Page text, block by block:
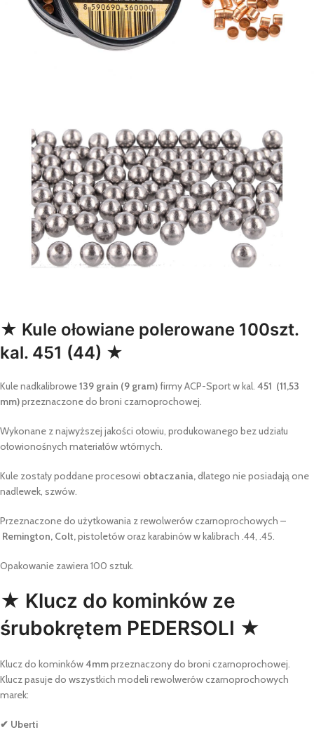
★ Kule ołowiane polerowane 100szt.
kal. 451 (44) ★
Kule nadkalibrowe139 grain (9 gram)firmy ACP-Sport w kal. 451 (11,53
mm)przeznaczone do broni czarnoprochowej.
Wykonane z najwyższej jakości ołowiu, produkowanego bez udziału
ołowionośnych materiałów wtórnych.
Kule zostały poddane procesowi obtaczania,dlatego nie posiadają one
nadlewek, szwów.
Przeznaczone do użytkowania z rewolwerów czarnoprochowych –
Remington, Colt,pistoletów oraz karabinów w kalibrach .44, .45.
Opakowanie zawiera 100 sztuk.
★ Klucz do kominków ze
śrubokrętem PEDERSOLI ★
Klucz do kominków4mmprzeznaczony do broni czarnoprochowej.
Klucz pasuje do wszystkich modeli rewolwerów czarnoprochowych
marek:
✔ Uberti